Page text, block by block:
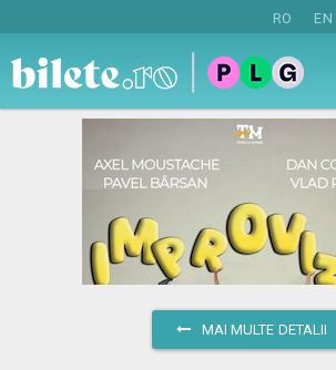
RO EN
MAI MULTE DETALII